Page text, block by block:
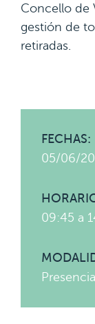
Concello de
gestión de
retiradas.
FECHAS:
05/06/
09:45 a